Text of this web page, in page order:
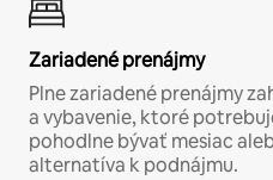
Zariadené prenájmy
Plne zariadené prenájmy
a vybavenie, ktoré
pohodlne bývať mesiac
alternatíva k podnájmu.